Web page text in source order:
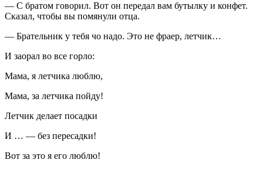
— С братом говорил. Вот он передал вам бутылку и конфет.
Сказал, чтобы вы помянули отца.
— Брательник у тебя чо надо. Это не фраер, летчик…
И заорал во все горло:
Мама, я летчика люблю,
Мама, за летчика пойду!
Летчик делает посадки
И … — без пересадки!
Вот за это я его люблю!